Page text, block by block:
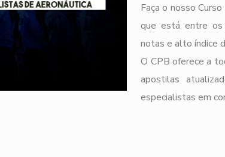
Faça o nosso
que está entre os
notas e alto índice
O CPB oferece a
apostilas
especialistas em